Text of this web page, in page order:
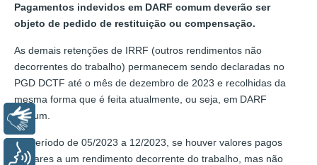
Pagamentos indevidos em DARF comum deverão ser
objeto de pedido de restituição ou compensação.
As demais retenções de IRRF (outros rendimentos não
decorrentes do trabalho) permanecem sendo declaradas no
PGD DCTF até o mês de dezembro de 2023 e recolhidas da
mesma forma que é feita atualmente, ou seja, em DARF
comum.
No período de 05/2023 a 12/2023, se houver valores pagos
similares a um rendimento decorrente do trabalho, mas não
Libras